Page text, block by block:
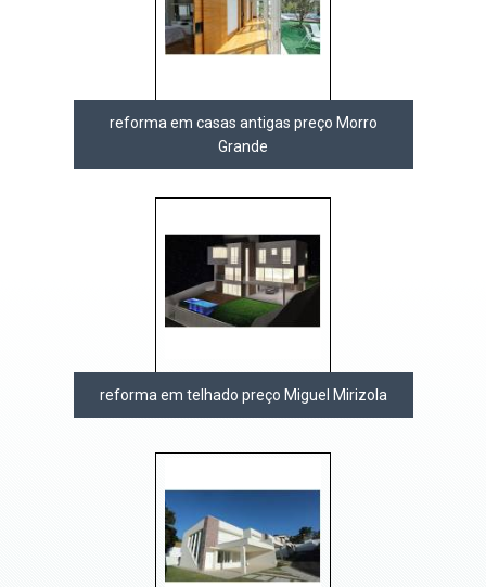
reforma em casas antigas preço Morro
Grande
reforma em telhado preço Miguel Mirizola